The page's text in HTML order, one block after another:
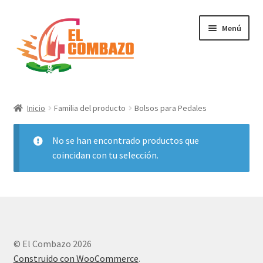
Menú
DJ, Audio e Iluminación PRO
Grabación de Audio & Video
Marcas
Inicio Familia del producto Bolsos para Pedales
No se han encontrado productos que
coincidan con tu selección.
© El Combazo 2026
Construido con WooCommerce.